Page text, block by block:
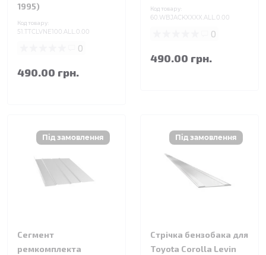
1995)
Код товару:
51.TTCLVNE100.ALL.0.00
0
490.00 грн.
Код товару:
60.WBJACKXXXX.ALL.0.00
0
490.00 грн.
Сегмент
ремкомплекта
Стрічка бензобака для
Toyota Corolla Levin